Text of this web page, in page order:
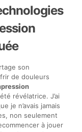
son
de douleurs
révélatrice. J’ai
je n’avais jamais
non seulement
à jouer